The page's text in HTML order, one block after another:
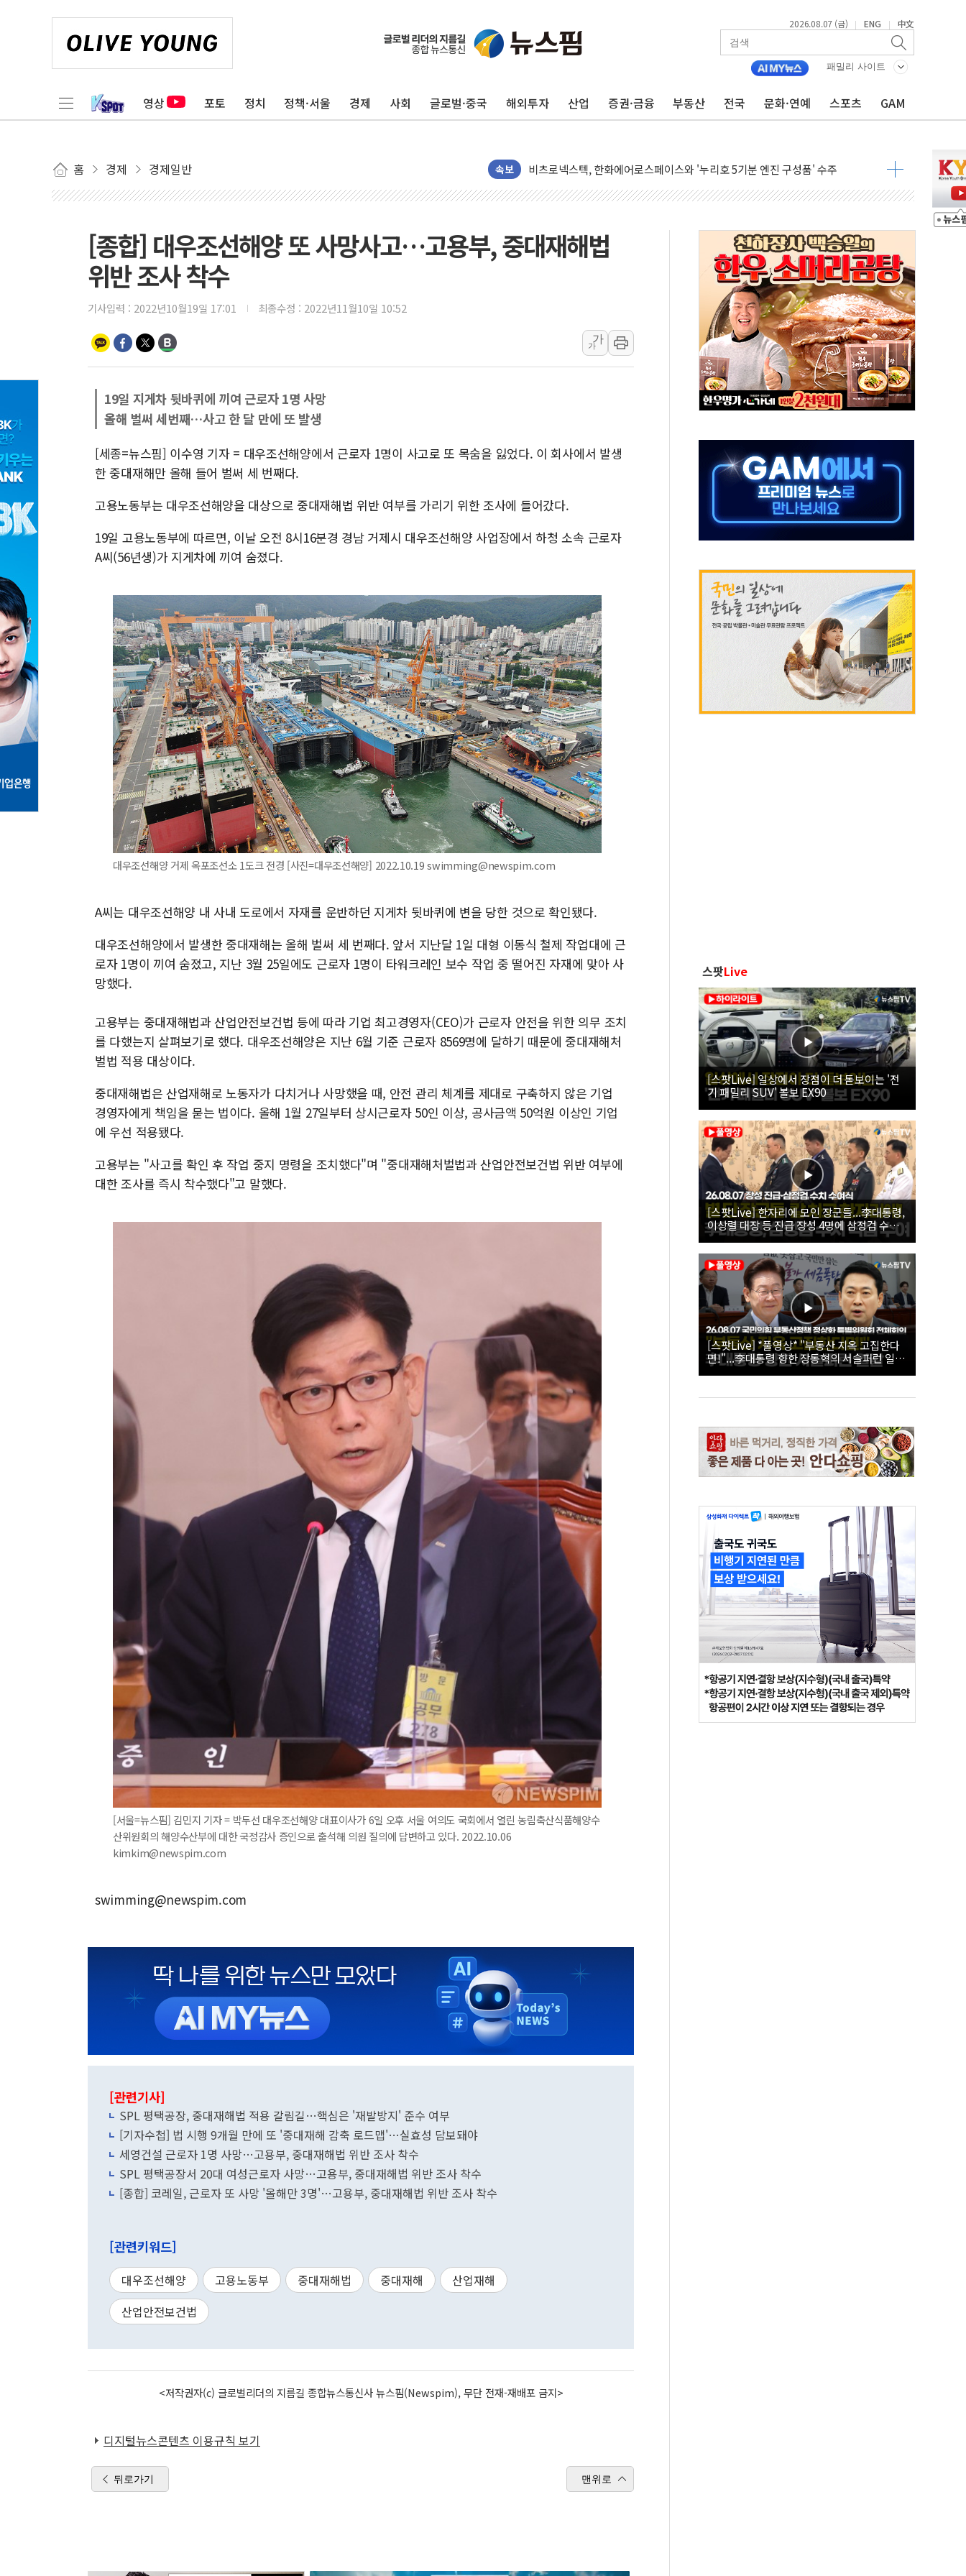
2026.08.07 (금) | ENG | 中文
패밀리 사이트
영상 포토 정치 정책·서울 경제 사회 글로벌·중국 해외투자 산업 증권·금융 부동산 전국 문화·연예 스포츠 GAM
홈 경제 경제일반 속보
임대사업자, 등록임대 세제혜택 축소에 반발…"정책 신뢰 뒤집어"
대우건설, 50대 이강석 대표 전면에...임원·조직 대대적 개편 예고
1410원대 내려간 환율, "당분간 1400원 초반대 등락"
종합특검, '계엄 수용공간 확보' 신용해 前교정본부장 불구속 기소
"주식이야 코인이야"…연속 사이드카·널뛰기에 개미들 '패닉'
에쓰씨엔지니어링, 큐니티와 반도체 EPC 추가 수주
롯데웰푸드, 2분기 영업익 88.5% 증가... 해외 자회사가 이끈 '더블 성장'
이성윤 '호남 민심은 주석야청' 파장…친명계 "처절한 역사를 말장난으로" 비판
나경원 의원 "장기보유 1주택자 과도한 세금 부당"…소득세법 개정안 발의 예고
李대통령, 규제합리화위 부위원장에 김태유·국립외교원장에 김흥규
한병도 "국민의힘, 말로만 주택 공급…도시정비법·주택법 등 처리 협조하라"
금투협, ChatGPT로 투자 웹리포트 만든다…AI 금융데이터 분석 과정 개설
우리자산운용, MMF 순자산 30조 돌파…증시 급락에 업계 1위
李대통령, 장성 진급 신고식 "내란으로 훼손된 軍 신뢰 회복해야"
TBH글로벌, 상반기 매출 1006억원…전년비 13.9% 증가
AI 메모리 향한 뜨거운 관심…SK하이닉스, FMS서 '풀스택' 기술력 과시
[종합] 대우조선해양 또 사망사고…고용부, 중대재해법
위반 조사 착수
기사입력 : 2022년10월19일 17:01 최종수정 : 2022년11월10일 10:52
가
가
19일 지게차 뒷바퀴에 끼여 근로자 1명 사망
올해 벌써 세번째…사고 한 달 만에 또 발생
[세종=뉴스핌] 이수영 기자 = 대우조선해양에서 근로자 1명이 사고로 또 목숨을 잃었다. 이 회사에서 발생
한 중대재해만 올해 들어 벌써 세 번째다.
고용노동부는 대우조선해양을 대상으로 중대재해법 위반 여부를 가리기 위한 조사에 들어갔다.
19일 고용노동부에 따르면, 이날 오전 8시16분경 경남 거제시 대우조선해양 사업장에서 하청 소속 근로자
A씨(56년생)가 지게차에 끼여 숨졌다.
대우조선해양 거제 옥포조선소 1도크 전경 [사진=대우조선해양] 2022.10.19 swimming@newspim.com
A씨는 대우조선해양 내 사내 도로에서 자재를 운반하던 지게차 뒷바퀴에 변을 당한 것으로 확인됐다.
대우조선해양에서 발생한 중대재해는 올해 벌써 세 번째다. 앞서 지난달 1일 대형 이동식 철제 작업대에 근
로자 1명이 끼여 숨졌고, 지난 3월 25일에도 근로자 1명이 타워크레인 보수 작업 중 떨어진 자재에 맞아 사
망했다.
고용부는 중대재해법과 산업안전보건법 등에 따라 기업 최고경영자(CEO)가 근로자 안전을 위한 의무 조치
를 다했는지 살펴보기로 했다. 대우조선해양은 지난 6월 기준 근로자 8569명에 달하기 때문에 중대재해처
벌법 적용 대상이다.
중대재해법은 산업재해로 노동자가 다치거나 사망했을 때, 안전 관리 체계를 제대로 구축하지 않은 기업
경영자에게 책임을 묻는 법이다. 올해 1월 27일부터 상시근로자 50인 이상, 공사금액 50억원 이상인 기업
에 우선 적용됐다.
고용부는 "사고를 확인 후 작업 중지 명령을 조치했다"며 "중대재해처벌법과 산업안전보건법 위반 여부에
대한 조사를 즉시 착수했다"고 말했다.
[서울=뉴스핌] 김민지 기자 = 박두선 대우조선해양 대표이사가 6일 오후 서울 여의도 국회에서 열린 농림축산식품해양수
산위원회의 해양수산부에 대한 국정감사 증인으로 출석해 의원 질의에 답변하고 있다. 2022.10.06
kimkim@newspim.com
swimming@newspim.com
[관련기사]
SPL 평택공장, 중대재해법 적용 갈림길…핵심은 '재발방지' 준수 여부
[기자수첩] 법 시행 9개월 만에 또 '중대재해 감축 로드맵'…실효성 담보돼야
세영건설 근로자 1명 사망…고용부, 중대재해법 위반 조사 착수
SPL 평택공장서 20대 여성근로자 사망…고용부, 중대재해법 위반 조사 착수
[종합] 코레일, 근로자 또 사망 '올해만 3명'…고용부, 중대재해법 위반 조사 착수
[관련키워드]
대우조선해양 고용노동부 중대재해법 중대재해
산업재해
산업안전보건법
<저작권자(c) 글로벌리더의 지름길 종합뉴스통신사 뉴스핌(Newspim), 무단 전재-재배포 금지>
디지털뉴스콘텐츠 이용규칙 보기
뒤로가기 맨위로
스팟Live
[스팟Live] 일상에서 장점이 더 돋보이는 '전
기 패밀리 SUV' 볼보 EX90
[스팟Live] 한자리에 모인 장군들...李대통령,
이상렬 대장 등 진급 장성 4명에 삼정검 수치
직접 수여｜26.08.07 장성 진급·삼정검 수치
수여식
[스팟Live] *풀영상* "부동산 지옥 고집한다
면!"...李대통령 향한 장동혁의 서슬퍼런 일갈
| 26.08.07 국민의힘 부동산정책 정상화 특별